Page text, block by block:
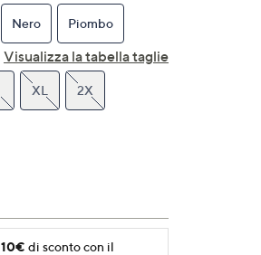
Nero Piombo
Visualizza la tabella taglie
XL 2X
10€ di sconto con il